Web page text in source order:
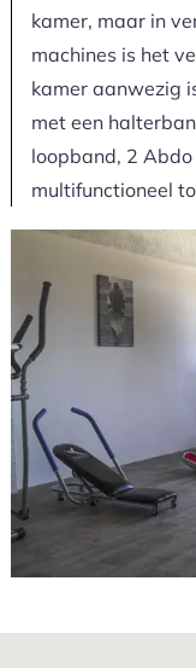
kamer, maar in
machines is het
kamer aanwezig
met een
loopband, 2
multifunctioneel